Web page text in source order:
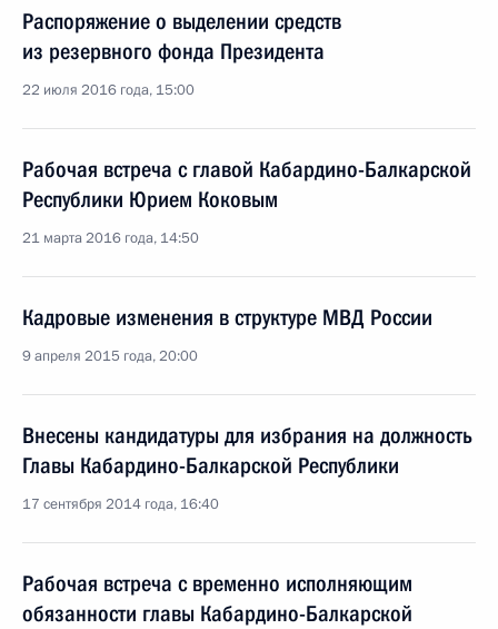
Распоряжение о выделении средств
из резервного фонда Президента
22 июля 2016 года, 15:00
Рабочая встреча с главой Кабардино-Балкарской
Республики Юрием Коковым
21 марта 2016 года, 14:50
Кадровые изменения в структуре МВД России
9 апреля 2015 года, 20:00
Внесены кандидатуры для избрания на должность
Главы Кабардино-Балкарской Республики
17 сентября 2014 года, 16:40
Рабочая встреча с временно исполняющим
обязанности главы Кабардино-Балкарской